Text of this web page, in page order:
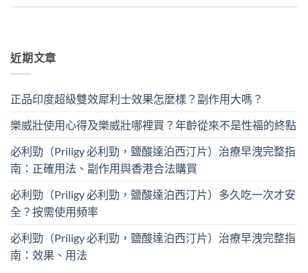
近期文章
正品印度超級雙效犀利士效果怎麼樣？副作用大嗎？
樂威壯使用心得及樂威壯哪裡買？年齡從來不是性福的終點
必利勁（Priligy 必利勁，鹽酸達泊西汀片）治療早洩完整指
南：正確用法、副作用與香港合法購買
必利勁（Priligy 必利勁，鹽酸達泊西汀片）多久吃一次才安
全？按需使用頻率
必利勁（Priligy 必利勁，鹽酸達泊西汀片）治療早洩完整指
南：效果、用法